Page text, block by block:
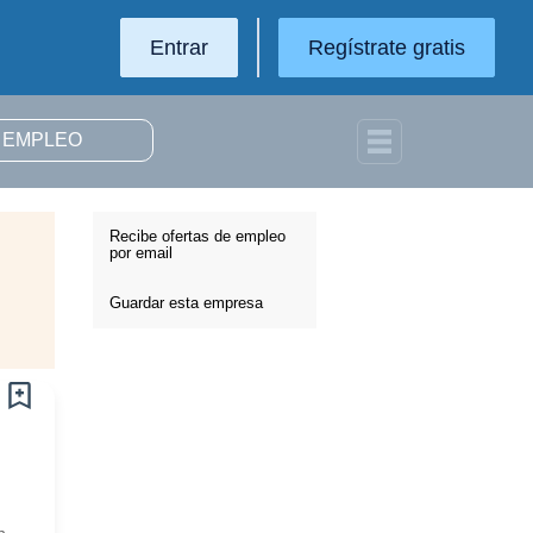
Entrar Regístrate gratis
Recibe ofertas de empleo
por email
Guardar esta empresa